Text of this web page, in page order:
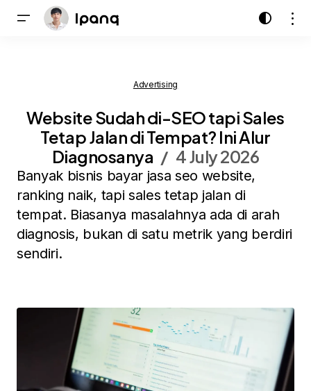
Advertising
Website Sudah di-SEO tapi Sales
Tetap Jalan di Tempat? Ini Alur
Diagnosanya
4 July 2026
Banyak bisnis bayar jasa seo website,
ranking naik, tapi sales tetap jalan di
tempat. Biasanya masalahnya ada di arah
diagnosis, bukan di satu metrik yang berdiri
sendiri.